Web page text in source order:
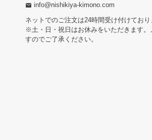
info@nishikiya-kimono.com
ネットでのご注文は24時間受け付けており
※土・日・祝日はお休みをいただきます。
すのでご了承ください。